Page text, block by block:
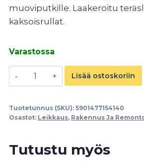
muoviputkille. Laakeroitu
kaksoisrullat.
Varastossa
Putkileikkuri
3-
määrä
Lisää ostoskoriin
Tuotetunnus (SKU): 5901477154140
Osastot: Leikkaus, Rakennus Ja
Tutustu myös